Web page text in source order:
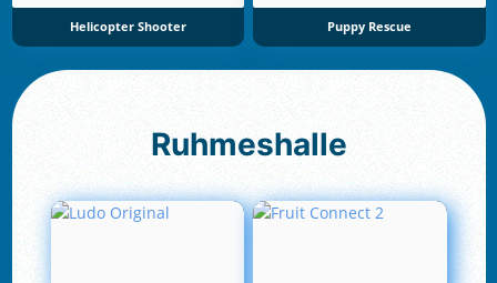
Helicopter Shooter Puppy Rescue
Ruhmeshalle